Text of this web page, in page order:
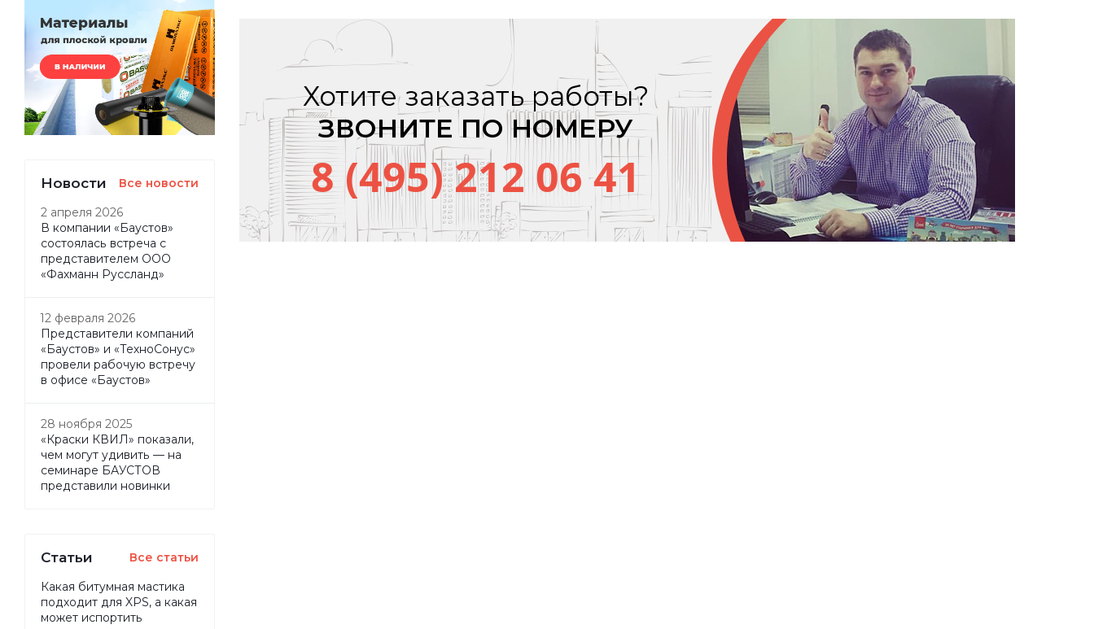
Хотите заказать работы?
ЗВОНИТЕ ПО НОМЕРУ
8 (495) 212 06 41
Новости Все новости
2 апреля 2026
В компании «Баустов»
состоялась встреча с
представителем ООО
«Фахманн Руссланд»
12 февраля 2026
Представители компаний
«Баустов» и «ТехноСонус»
провели рабочую встречу
в офисе «Баустов»
28 ноября 2025
«Краски КВИЛ» показали,
чем могут удивить — на
семинаре БАУСТОВ
представили новинки
Статьи Все статьи
Какая битумная мастика
подходит для XPS, а какая
может испортить